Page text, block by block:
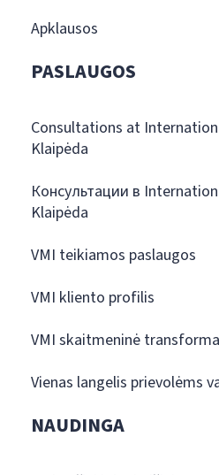
Apklausos
PASLAUGOS
Consultations at
Klaipėda
Консультации в
Klaipėda
VMI teikiamos paslaugos
VMI kliento profilis
VMI skaitmeninė
Vienas langelis prievolėms
NAUDINGA